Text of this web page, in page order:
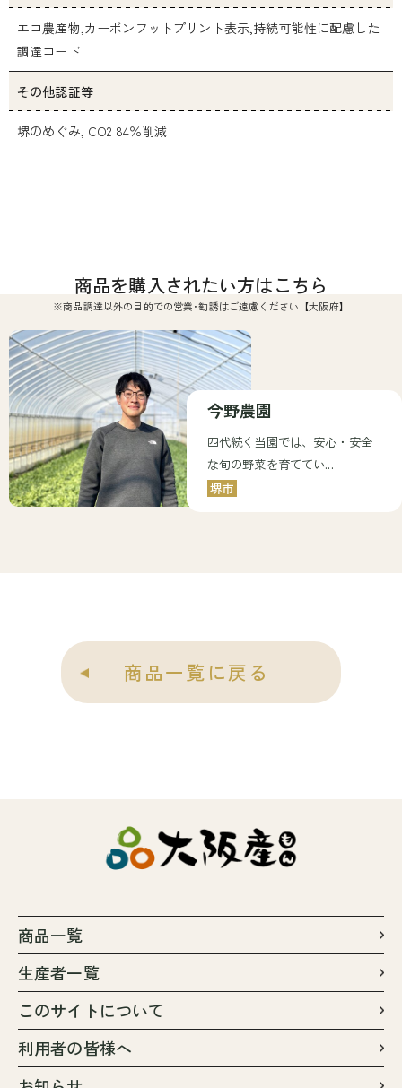
エコ農産物,カーボンフットプリント表示,持続可能性に配慮した
調達コード
その他認証等
堺のめぐみ, CO2 84％削減
商品を購入されたい方はこちら
※商品調達以外の目的での営業･勧誘はご遠慮ください【大阪府】
今野農園
四代続く当園では、安心・安全
な旬の野菜を育ててい...
堺市
商品一覧に戻る
商品一覧
生産者一覧
このサイトについて
利用者の皆様へ